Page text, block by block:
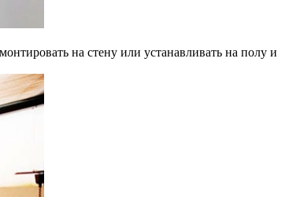
на стену или устанавливать на полу и